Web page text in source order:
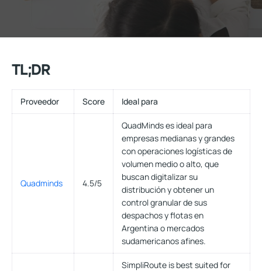
TL;DR
Proveedor Score Ideal para
Quadminds 4.5/5
QuadMinds es ideal para
empresas medianas y grandes
con operaciones logísticas de
volumen medio o alto, que
buscan digitalizar su
distribución y obtener un
control granular de sus
despachos y flotas en
Argentina o mercados
sudamericanos afines.
SimpliRoute is best suited for